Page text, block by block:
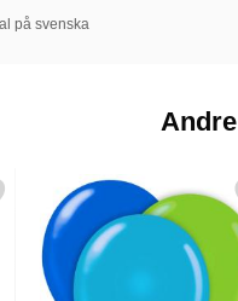
på svenska
Mørkeblå som favorit
Markér ballonkombi